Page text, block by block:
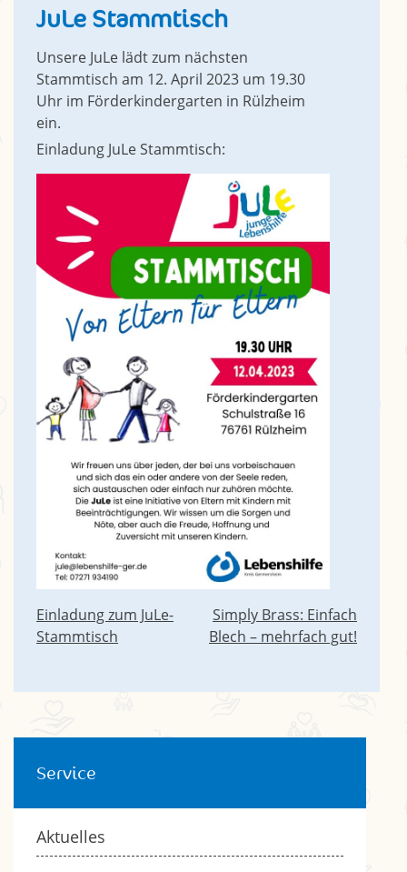
JuLe Stammtisch
Unsere JuLe lädt zum nächsten
Stammtisch am 12. April 2023 um 19.30
Uhr im Förderkindergarten in Rülzheim
ein.
Einladung JuLe Stammtisch:
Beitragsnavigation
Einladung zum JuLe-
Stammtisch
Simply Brass: Einfach
Blech – mehrfach gut!
Service
Aktuelles